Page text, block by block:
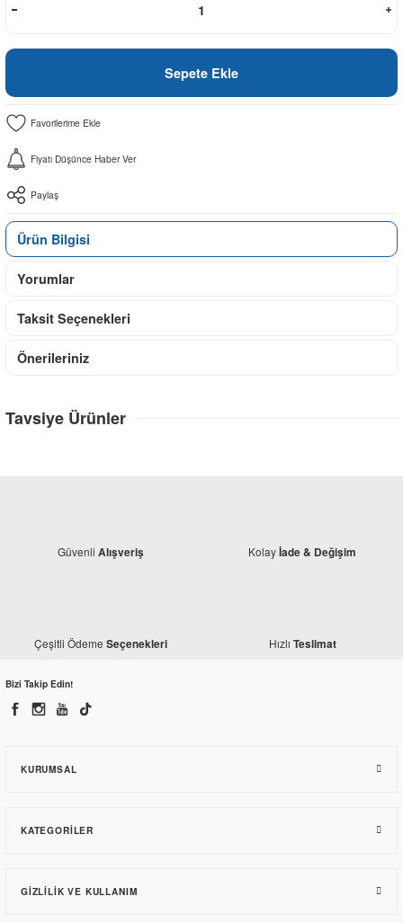
Sepete Ekle
Fiyatı Düşünce Haber Ver
Paylaş
Ürün Bilgisi
Yorumlar
Taksit Seçenekleri
Önerileriniz
Tavsiye Ürünler
Mondial
2.610,58 TL
Güvenli Alışveriş Kolayİade & Değişim
Çeşitli Ödeme Seçenekleri Hızlı Teslimat
Bizi Takip Edin!
KURUMSAL
KATEGORILER
GIZLILIK VE KULLANIM